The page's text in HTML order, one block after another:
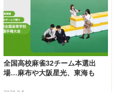
全国高校麻雀32チーム本選出
場…麻布や大阪星光、東海も